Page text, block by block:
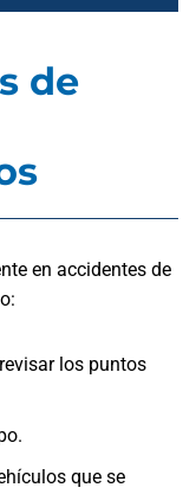
de
en accidentes de
los puntos
que se